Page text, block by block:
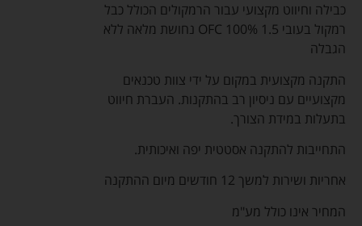
כבילה וחיווט מקצועי עבור הרמקולים הכולל כבל
רמקול בעובי 1.5 OFC 100% נחושת מלאה ללא
הגבלה
התקנה מקצועית במקום על ידי צוות טכנאים
מקצועיים עם ניסיון רב בהתקנות. העברת חיווט
בתעלות במידת הצורך.
התחייבות להתקנה אסטטית יפה ואיכותית.
אחריות ושירות למשך 12 חודשים מיום ההתקנה
המחיר אינו כולל מע"מ